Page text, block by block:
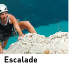
Escalade